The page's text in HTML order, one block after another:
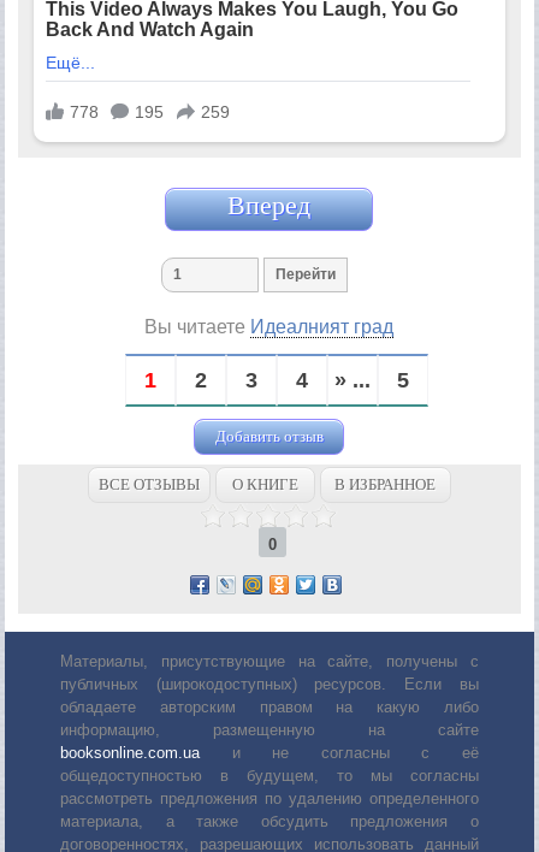
Вперед
Вы читаете Идеалният град
1 2 3 4 » ... 5
Добавить отзыв
ВСЕ ОТЗЫВЫ О КНИГЕ В ИЗБРАННОЕ
0
Материалы, присутствующие на сайте, получены с
публичных (широкодоступных) ресурсов. Если вы
обладаете авторским правом на какую либо
информацию, размещенную на сайте
booksonline.com.ua и не согласны с её
общедоступностью в будущем, то мы согласны
рассмотреть предложения по удалению определенного
материала, а также обсудить предложения о
договоренностях, разрешающих использовать данный